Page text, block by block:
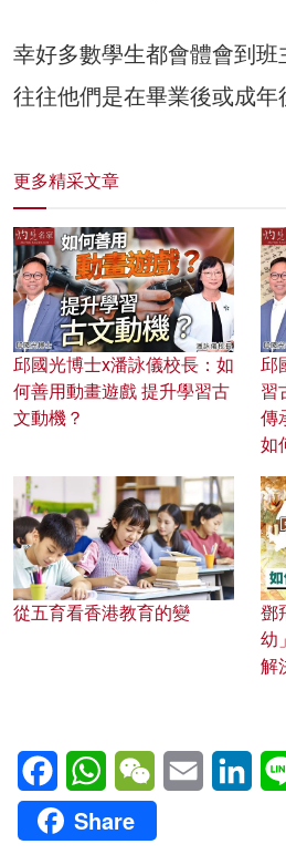
幸好多數學生都會體會到班
往往他們是在畢業後或成年
更多精采文章
邱國光博士x潘詠儀校長：如
何善用動畫遊戲 提升學習古
文動機？
邱
習
傳
如
從五育看香港教育的變
鄧
幼
解
FacebookWhatsAppWeChatEmail
Share